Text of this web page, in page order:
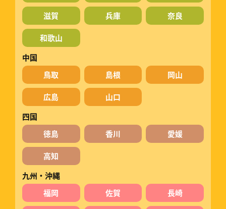
滋賀 兵庫 奈良
和歌山
中国
鳥取
島根 岡山
広島
山口
四国
徳島
香川 愛媛
高知
九州・沖縄
福岡
佐賀 長崎